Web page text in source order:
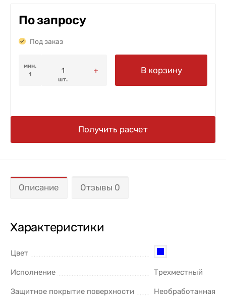
По запросу
Под заказ
мин.
1
шт.
В корзину
Получить расчет
Описание Отзывы 0
Характеристики
Цвет
Исполнение Трехместный
Защитное покрытие поверхности Необработанная